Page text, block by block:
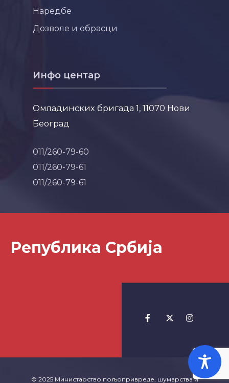
Наредбе
Дозволе и обрасци
Инфо центар
Омладинских бригада 1, 11070 Нови
Београд
011/260-79-60
011/260-79-61
011/260-79-61
Република Србија
© 2025 Министарство пољопривреде, шумарства и